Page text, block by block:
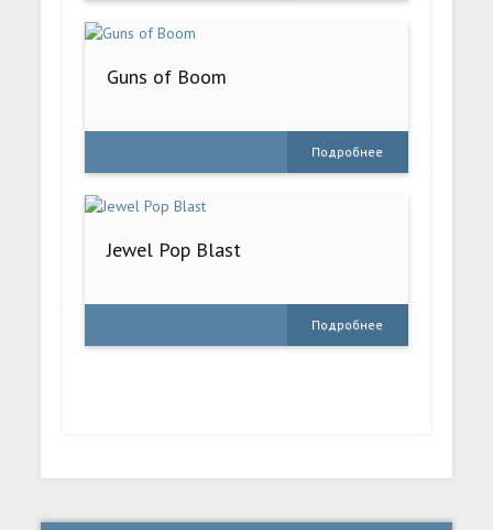
Guns of Boom
Подробнее
Jewel Pop Blast
Подробнее